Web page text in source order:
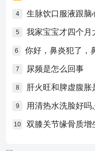
4 生脉饮口服液跟脑
5 我家宝宝才四个月
6
7 尿频是怎么回事
8 肝火旺和脾虚腹
9 用清热水洗脸好吗
10 双膝关节缘骨质增